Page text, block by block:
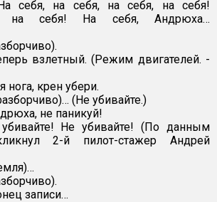
себя, на себя, на себя, на себя!
на себя! На себя, Андрюха…
взлетный. (Режим двигателей. -
нога, крен убери.
(Не убивайте.)
не паникуй!
Не убивайте! (По данным
2-й пилот-стажер Андрей
записи…